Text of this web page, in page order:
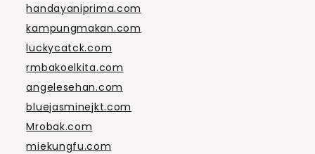
handayaniprima.com
kampungmakan.com
luckycatck.com
rmbakoelkita.com
angelesehan.com
bluejasminejkt.com
Mrobak.com
miekungfu.com